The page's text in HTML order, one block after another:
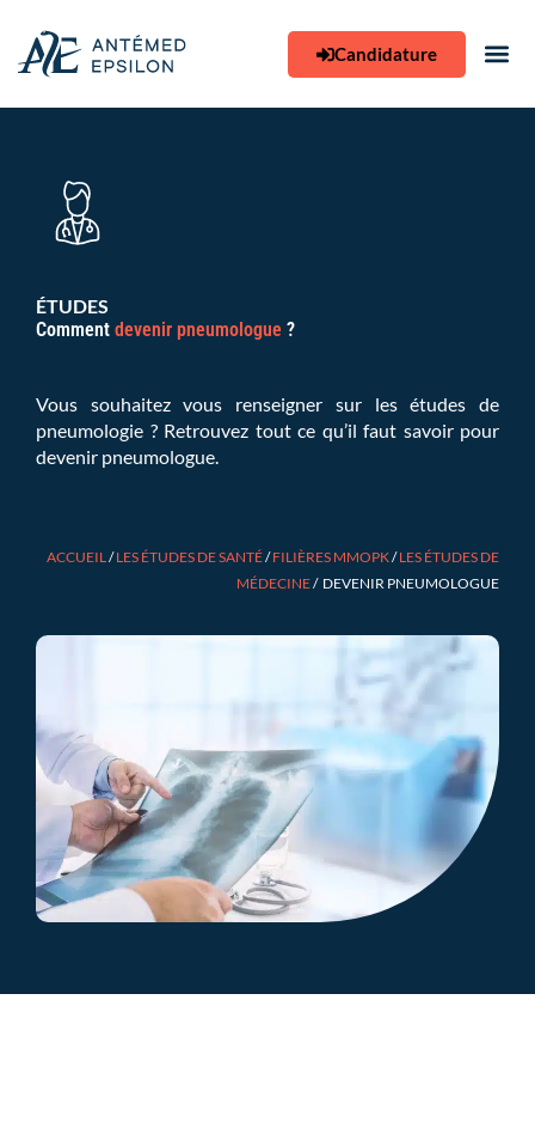
contenu
Candidature
ÉTUDES
Comment devenir pneumologue ?
Vous souhaitez vous renseigner sur les études de
pneumologie ? Retrouvez tout ce qu’il faut savoir pour
devenir pneumologue.
ACCUEIL/LES ÉTUDES DE SANTÉ/FILIÈRES MMOPK/LES ÉTUDES DE
MÉDECINE/ DEVENIR PNEUMOLOGUE